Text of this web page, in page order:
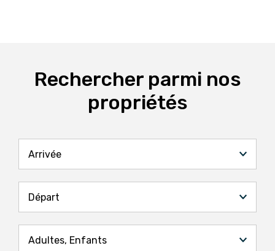
Rechercher parmi nos
propriétés
Arrivée
Départ
Adultes, Enfants